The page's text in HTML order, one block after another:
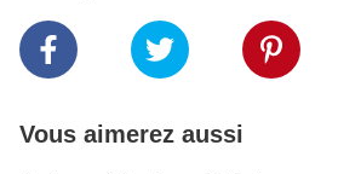
Vous aimerez aussi